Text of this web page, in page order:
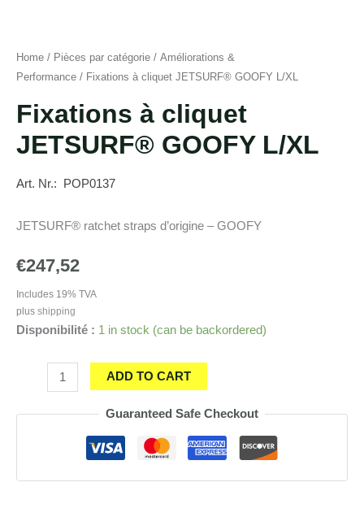
Home / Pièces par catégorie / Améliorations &
Performance / Fixations à cliquet JETSURF® GOOFY L/XL
Fixations à cliquet
JETSURF® GOOFY L/XL
Art. Nr.: POP0137
JETSURF® ratchet straps d’origine – GOOFY
€247,52
Includes 19% TVA
plus shipping
Disponibilité : 1 in stock (can be backordered)
Fixations
cliquet
L/XL
ADD TO CART
Guaranteed Safe Checkout